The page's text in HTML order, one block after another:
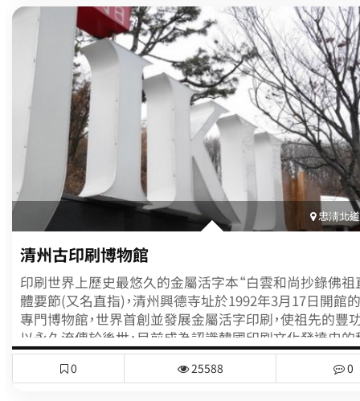
設展示室與戶外展示室、兒童展示室、別館展示室所組成
示室中的第1展示室是先史時代室，展出舊石器時代起至
時代的考古資料。第2展示室則為三國時代室，展出有三
歷史資料，可以了解三國文化的複合式中原地方文化特色
示室主要以歷史美術的佛教雕刻為主，陳列各種金屬工
瓷器等。企劃展示室則展示各種印刷品、活字等與印刷相
資料。 國立清州博物館的主要工作國立清州博物館的主
安全管理並保存處理清北地區出土的埋葬文物財，並透
石器時代到朝鮮時代的忠北出土文物及舉辦企劃展、巡迴
地區文化的活性化。另外還經營為了兒童所開辦的傳統
學習課程，除了透過文化遺跡調查研究查明傳統文化以外
藝教室、公開文化講座等，致力於開發並普及各式各樣社
動課程。
忠淸北
清州古印刷博物館
印刷世界上歷史最悠久的金屬活字本“白雲和尚抄錄佛祖
體要節(又名直指)，清州興德寺址於1992年3月17日開館
專門博物館，世界首創並發展金屬活字印刷，使祖先的豐
以永久流傳於後世，目前成為認識韓國印刷文化發達史
育場地。另外，迎接資訊與文化產業的21世紀，古印刷博
過‘直指’的資料庫(data base)人類的公認價值創出、舉
0 25588 0